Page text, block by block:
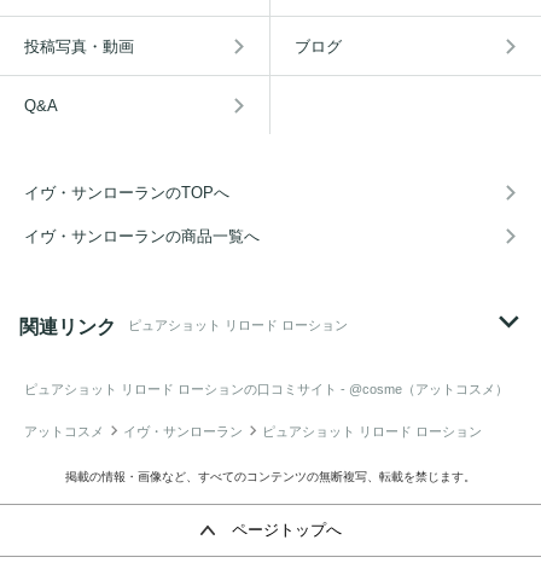
投稿写真・動画 ブログ
Q&A
イヴ・サンローランのTOPへ
イヴ・サンローランの商品一覧へ
関連リンク ピュアショット リロード ローション
ピュアショット リロード ローションの口コミサイト - @cosme（アットコスメ）
アットコスメ イヴ・サンローラン ピュアショット リロード ローション
掲載の情報・画像など、すべてのコンテンツの無断複写、転載を禁じます。
ページトップへ